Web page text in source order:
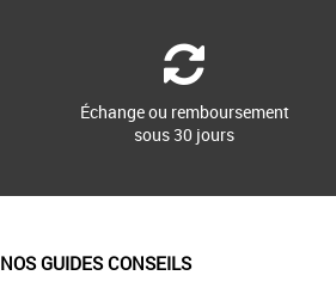
Échange ou remboursement
sous 30 jours
NOS GUIDES CONSEILS